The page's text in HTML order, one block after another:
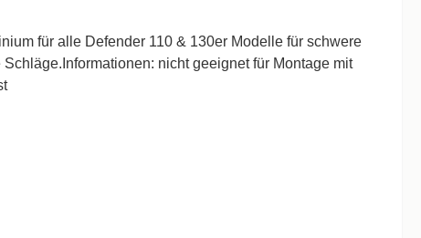
für alle Defender 110 & 130er Modelle für schwere
geeignet für Montage mit